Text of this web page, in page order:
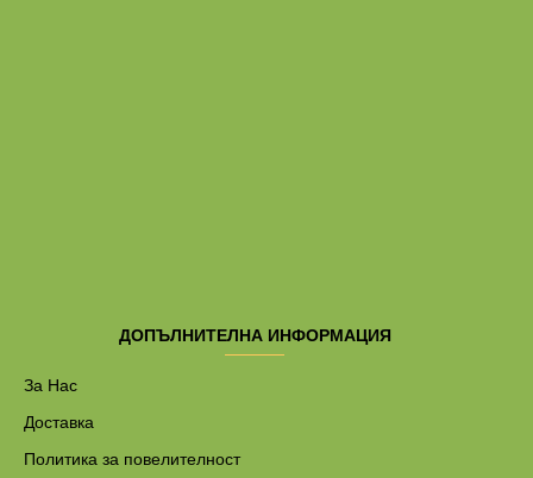
ДОПЪЛНИТЕЛНА ИНФОРМАЦИЯ
За Нас
Доставка
Политика за повелителност